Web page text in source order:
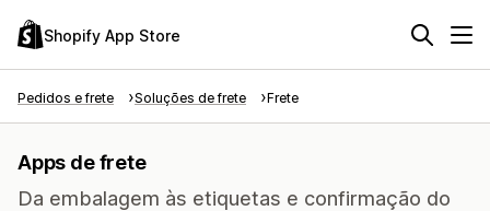
Shopify App Store
Pedidos e frete Soluções de frete Frete
Apps de frete
Da embalagem às etiquetas e confirmação do